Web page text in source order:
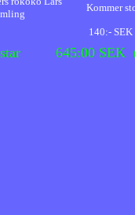
Kommer
140:- SEK
645:00 SEK